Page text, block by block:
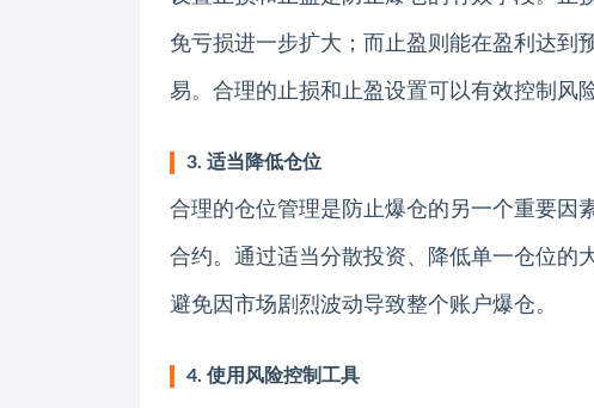
免亏损进一步扩大；而止盈则能在盈利达到
易。合理的止损和止盈设置可以有效控制风
3. 适当降低仓位
合理的仓位管理是防止爆仓的另一个重要因
合约。通过适当分散投资、降低单一仓位的
避免因市场剧烈波动导致整个账户爆仓。
4. 使用风险控制工具